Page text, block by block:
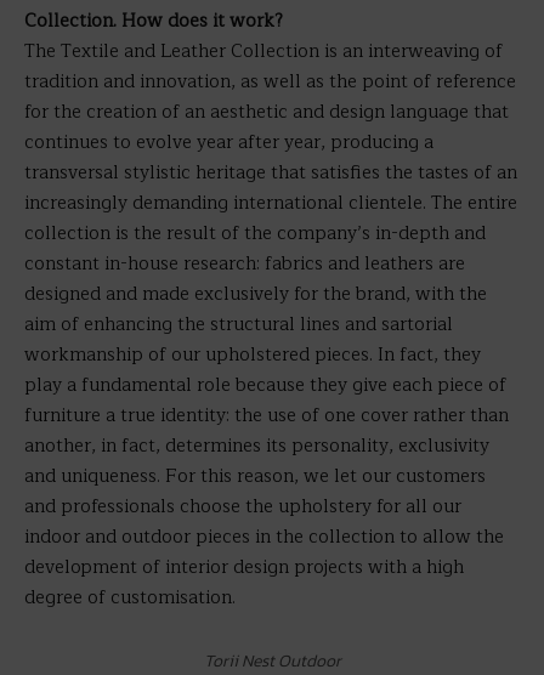
Collection. How does it work?
The Textile and Leather Collection is an interweaving of
tradition and innovation, as well as the point of reference
for the creation of an aesthetic and design language that
continues to evolve year after year, producing a
transversal stylistic heritage that satisfies the tastes of an
increasingly demanding international clientele. The entire
collection is the result of the company’s in-depth and
constant in-house research: fabrics and leathers are
designed and made exclusively for the brand, with the
aim of enhancing the structural lines and sartorial
workmanship of our upholstered pieces. In fact, they
play a fundamental role because they give each piece of
furniture a true identity: the use of one cover rather than
another, in fact, determines its personality, exclusivity
and uniqueness. For this reason, we let our customers
and professionals choose the upholstery for all our
indoor and outdoor pieces in the collection to allow the
development of interior design projects with a high
degree of customisation.
Torii Nest Outdoor